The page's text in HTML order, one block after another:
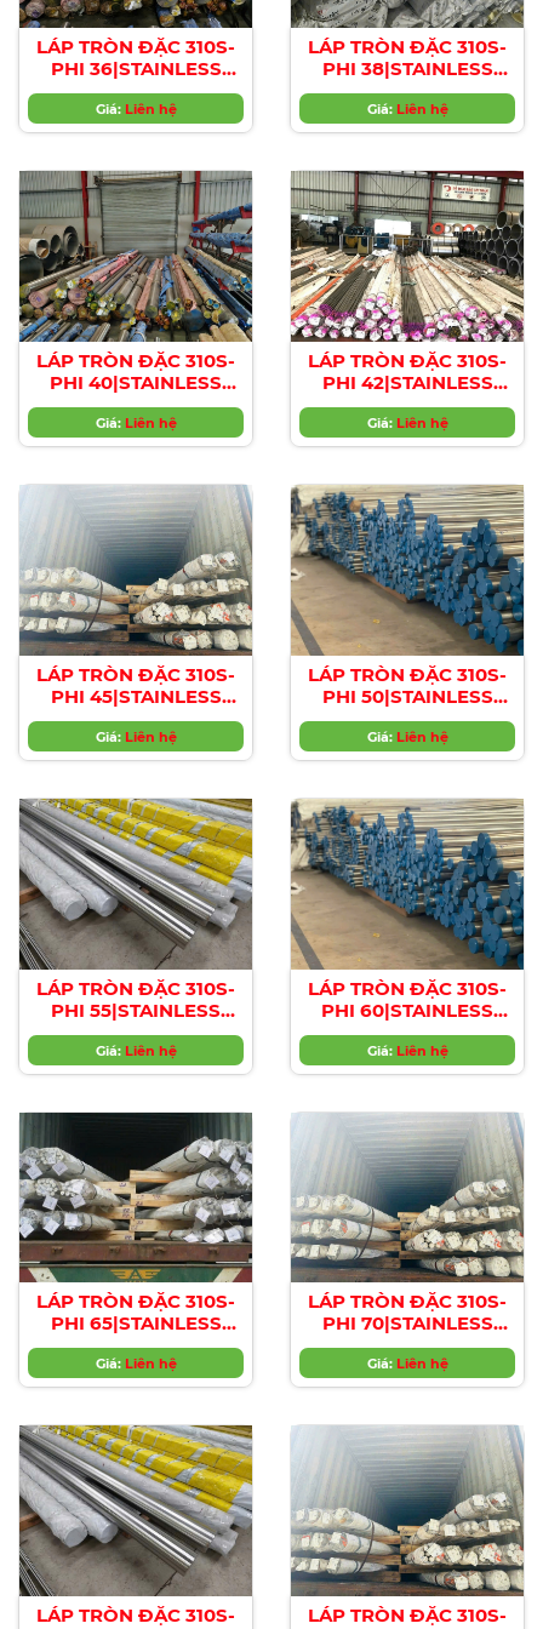
LÁP TRÒN ĐẶC 310S-
PHI 36|STAINLESS
STEEL 310S ROUND
BAR , Diameter 36mm
Giá: Liên hệ
LÁP TRÒN ĐẶC 310S-
PHI 38|STAINLESS
STEEL 310S ROUND
BAR , Diameter 38mm
Giá: Liên hệ
LÁP TRÒN ĐẶC 310S-
PHI 40|STAINLESS
STEEL 310S ROUND
BAR , Diameter 40mm
Giá: Liên hệ
LÁP TRÒN ĐẶC 310S-
PHI 42|STAINLESS
STEEL 310S ROUND
BAR , Diameter 42mm
Giá: Liên hệ
LÁP TRÒN ĐẶC 310S-
PHI 45|STAINLESS
STEEL 310S ROUND
BAR , Diameter 45mm
Giá: Liên hệ
LÁP TRÒN ĐẶC 310S-
PHI 50|STAINLESS
STEEL 310S ROUND
BAR , Diameter 50mm
Giá: Liên hệ
LÁP TRÒN ĐẶC 310S-
PHI 55|STAINLESS
STEEL 310S ROUND
BAR , Diameter 55mm
Giá: Liên hệ
LÁP TRÒN ĐẶC 310S-
PHI 60|STAINLESS
STEEL 310S ROUND
BAR , Diameter 60mm
Giá: Liên hệ
LÁP TRÒN ĐẶC 310S-
PHI 65|STAINLESS
STEEL 310S ROUND
BAR , Diameter 65mm
Giá: Liên hệ
LÁP TRÒN ĐẶC 310S-
PHI 70|STAINLESS
STEEL 310S ROUND
BAR , Diameter 70mm
Giá: Liên hệ
LÁP TRÒN ĐẶC 310S-
LÁP TRÒN ĐẶC 310S-